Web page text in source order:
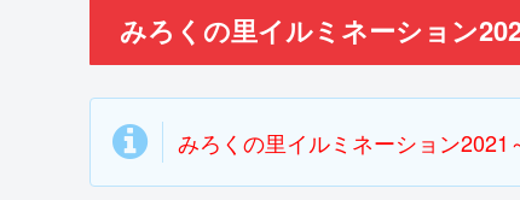
みろくの里イルミネーション
みろくの里イルミネーション2021